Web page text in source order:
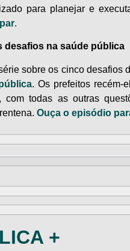
para planejar e
.
desafios na saúde pública
sobre os cinco desafios
. Os prefeitos recém-
com todas as outras
Ouça o episódio
+